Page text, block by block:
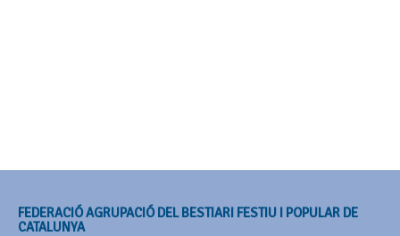
FEDERACIÓ AGRUPACIÓ DEL BESTIARI FESTIU I POPULAR DE
CATALUNYA